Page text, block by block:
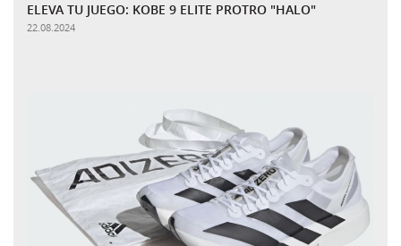
ELEVA TU JUEGO: KOBE 9 ELITE PROTRO "HALO"
22.08.2024